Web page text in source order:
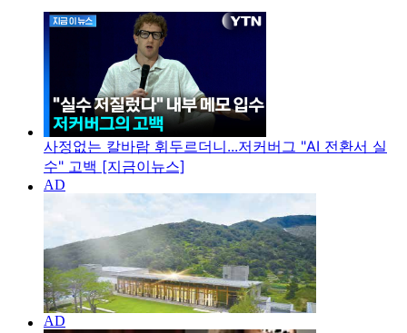
사정없는 칼바람 휘두르더니...저커버그 "AI 전환서 실
수" 고백 [지금이뉴스]